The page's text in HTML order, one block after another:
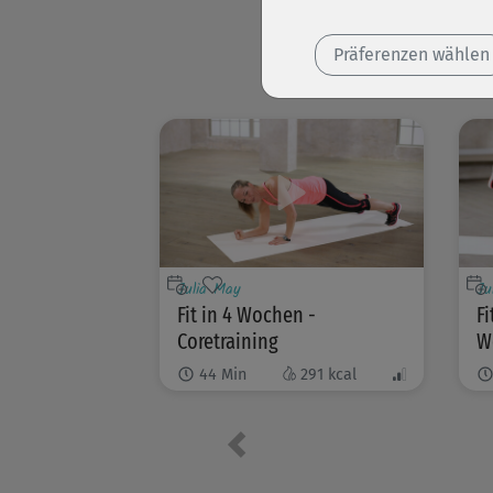
Julia May
Fit in 4 Wochen -
Coretraining
44 Min 291 kcal
Vorheriges Element
Präferenzen wählen